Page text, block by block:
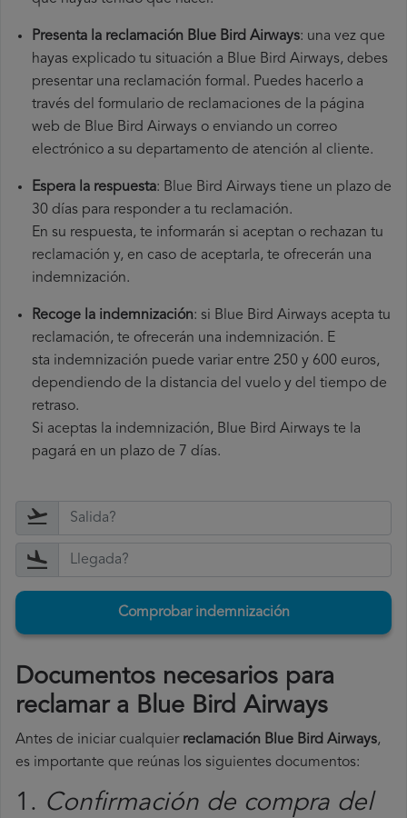
Presenta la reclamación Blue Bird Airways: una vez que
hayas explicado tu situación a Blue Bird Airways, debes
presentar una reclamación formal. Puedes hacerlo a
través del formulario de reclamaciones de la página
web de Blue Bird Airways o enviando un correo
electrónico a su departamento de atención al cliente.
Espera la respuesta: Blue Bird Airways tiene un plazo de
30 días para responder a tu reclamación.
En su respuesta, te informarán si aceptan o rechazan tu
reclamación y, en caso de aceptarla, te ofrecerán una
indemnización.
Recoge la indemnización: si Blue Bird Airways acepta tu
reclamación, te ofrecerán una indemnización. E
sta indemnización puede variar entre 250 y 600 euros,
dependiendo de la distancia del vuelo y del tiempo de
retraso.
Si aceptas la indemnización, Blue Bird Airways te la
pagará en un plazo de 7 días.
Comprobar indemnización
Documentos necesarios para
reclamar a Blue Bird Airways
Antes de iniciar cualquier reclamación Blue Bird Airways,
es importante que reúnas los siguientes documentos:
1. Confirmación de compra del